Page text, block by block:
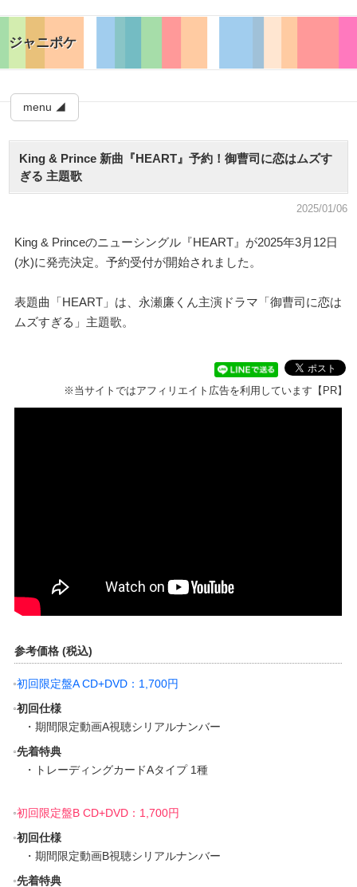
ジャニポケ
menu ◢
King & Prince 新曲『HEART』予約！御曹司に恋はムズす
ぎる 主題歌
2025/01/06
King & Princeのニューシングル『HEART』が2025年3月12日
(水)に発売決定。予約受付が開始されました。
表題曲「HEART」は、永瀬廉くん主演ドラマ「御曹司に恋は
ムズすぎる」主題歌。
※当サイトではアフィリエイト広告を利用しています【PR】
参考価格 (税込)
初回限定盤A CD+DVD：1,700円
初回仕様
・期間限定動画A視聴シリアルナンバー
先着特典
・トレーディングカードAタイプ 1種
初回限定盤B CD+DVD：1,700円
初回仕様
・期間限定動画B視聴シリアルナンバー
先着特典